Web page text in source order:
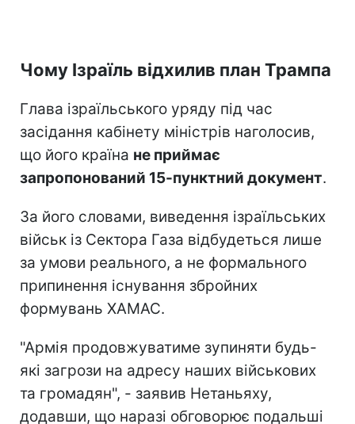
Чому Ізраїль відхилив план Трампа
Глава ізраїльського уряду під час
засідання кабінету міністрів наголосив,
що його країна не приймає
запропонований 15-пунктний документ.
За його словами, виведення ізраїльських
військ із Сектора Газа відбудеться лише
за умови реального, а не формального
припинення існування збройних
формувань ХАМАС.
"Армія продовжуватиме зупиняти будь-
які загрози на адресу наших військових
та громадян", - заявив Нетаньяху,
додавши, що наразі обговорює подальші